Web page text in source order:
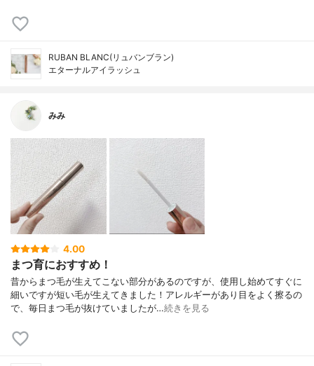
RUBAN BLANC(リュバンブラン)
エターナルアイラッシュ
みみ
4.00
まつ育におすすめ！
昔からまつ毛が生えてこない部分があるのですが、使用し始めてすぐに
細いですが短い毛が生えてきました！アレルギーがあり目をよく擦るの
で、毎日まつ毛が抜けていましたが…続きを見る